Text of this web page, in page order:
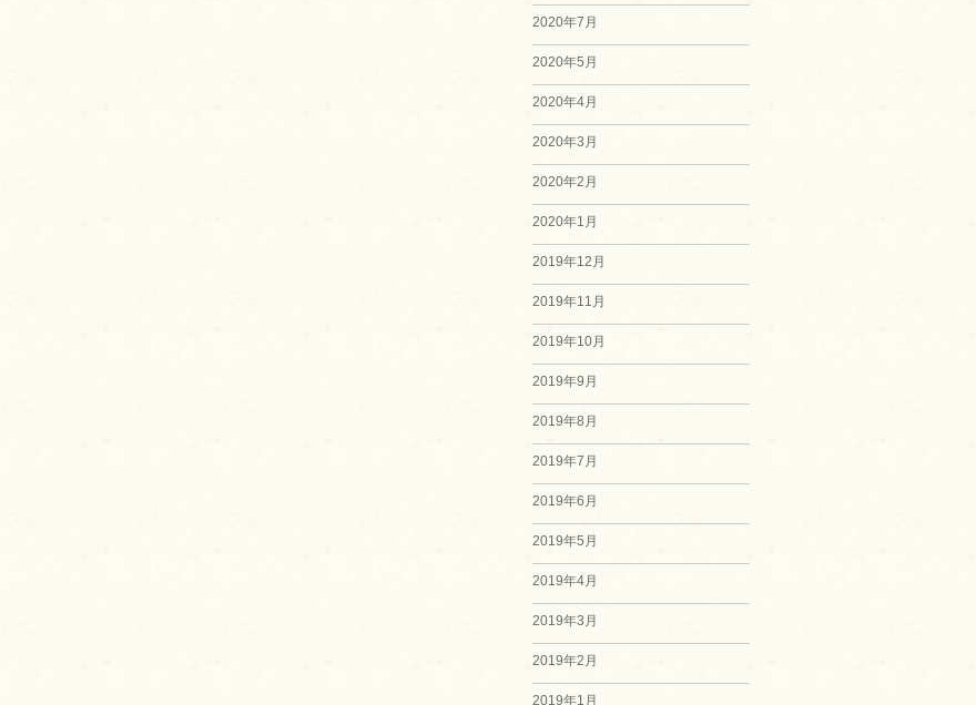
2020年7月
2020年5月
2020年4月
2020年3月
2020年2月
2020年1月
2019年12月
2019年11月
2019年10月
2019年9月
2019年8月
2019年7月
2019年6月
2019年5月
2019年4月
2019年3月
2019年2月
2019年1月